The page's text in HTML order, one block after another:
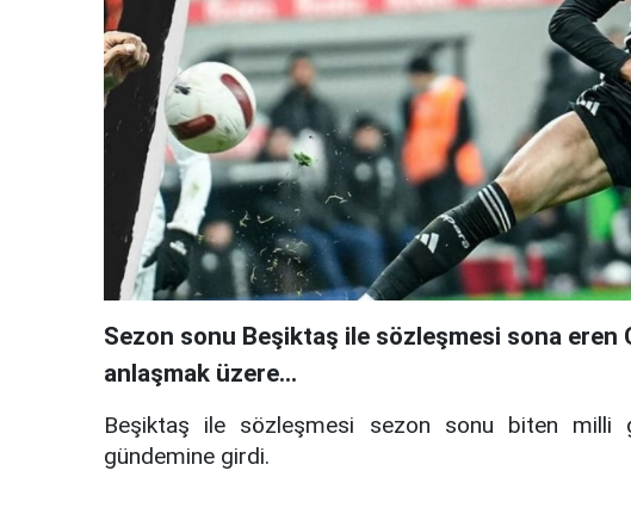
Sezon sonu Beşiktaş ile sözleşmesi sona eren
anlaşmak üzere...
Beşiktaş ile sözleşmesi sezon sonu biten milli
gündemine girdi.